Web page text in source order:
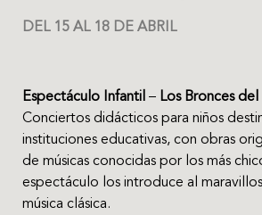
DEL 15 AL 18 DE ABRIL
Espectáculo Infantil – Los Bronces
Conciertos didácticos para niños
instituciones educativas, con obras
de músicas conocidas por los más
espectáculo los introduce al
música clásica.